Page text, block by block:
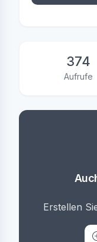
374
Aufrufe
Erstellen